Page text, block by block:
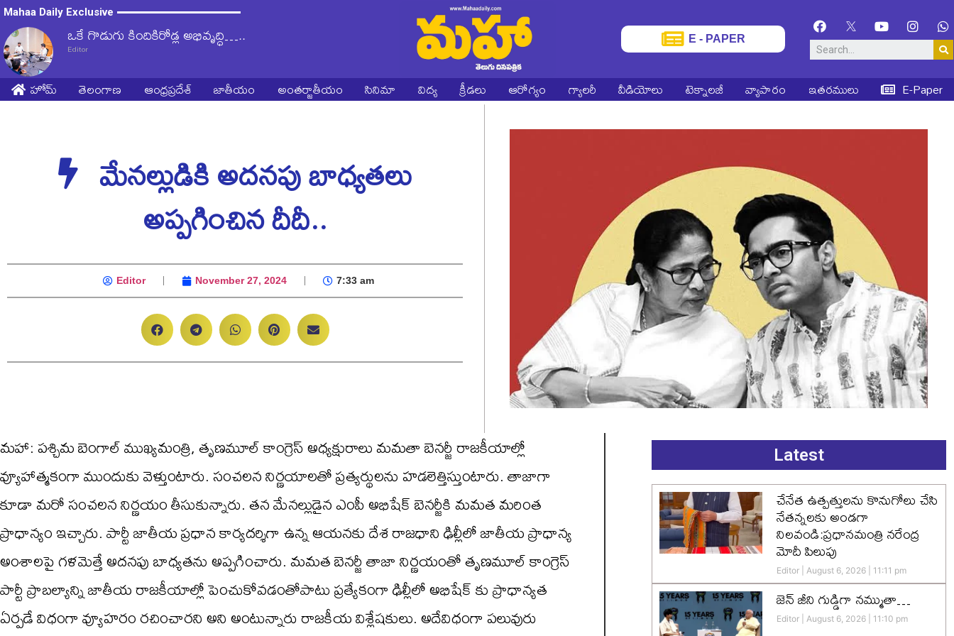
Mahaa Daily Exclusive
ఒకే గొడుగు కిందికిరోడ్ల అభివృద్ధి…..
Editor
E - PAPER
హోమ్ తెలంగాణ ఆంధ్రప్రదేశ్ జాతీయం అంతర్జాతీయం సినిమా విద్య క్రీడలు ఆరోగ్యం గ్యాలరీ వీడియోలు టెక్నాలజీ వ్యాపారం ఇతరములు E-Paper
మేనల్లుడికి అదనపు బాధ్యతలు
అప్పగించిన దీదీ..
Editor November 27, 2024 7:33 am
మహా: పశ్చిమ బెంగాల్ ముఖ్యమంత్రి, తృణమూల్ కాంగ్రెస్ అధ్యక్షురాలు మమతా బెనర్జీ రాజకీయాల్లో
వ్యూహాత్మకంగా ముందుకు వెళ్తుంటారు. సంచలన నిర్ణయాలతో ప్రత్యర్థులను హడలెత్తిస్తుంటారు. తాజాగా
కూడా మరో సంచలన నిర్ణయం తీసుకున్నారు. తన మేనల్లుడైన ఎంపీ అభిషేక్ బెనర్జీకి మమత మరింత
ప్రాధాన్యం ఇచ్చారు. పార్టీ జాతీయ ప్రధాన కార్యదర్శిగా ఉన్న ఆయనకు దేశ రాజధాని ఢిల్లీలో జాతీయ ప్రాధాన్య
అంశాలపై గళమెత్తే అదనపు బాధ్యతను అప్పగించారు. మమత బెనర్జీ తాజా నిర్ణయంతో తృణమూల్ కాంగ్రెస్
పార్టీ ప్రాబల్యాన్ని జాతీయ రాజకీయాల్లో పెంచుకోవడంతోపాటు ప్రత్యేకంగా ఢిల్లీలో అభిషేక్ కు ప్రాధాన్యత
ఏర్పడే విధంగా వ్యూహరం రచించారని అని అంటున్నారు రాజకీయ విశ్లేషకులు. అదేవిధంగా పలువురు
Latest
చేనేత ఉత్పత్తులను కొనుగోలు చేసి
నేతన్నలకు అండగా
నిలవండి:ప్రధానమంత్రి నరేంద్ర
మోదీ పిలుపు
Editor August 6, 2026 11:11 pm
జెన్‌ జీని గుడ్డిగా నమ్ముతా…
Editor August 6, 2026 11:10 pm